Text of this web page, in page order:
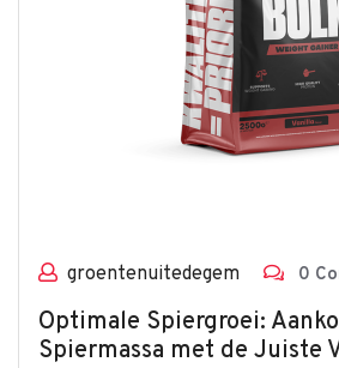
groentenuitedegem 0
Optimale Spiergroei:
Spiermassa met de Juiste